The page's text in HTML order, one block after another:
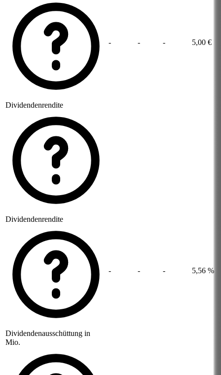
- - - 5,00 €
Dividendenrendite
Dividendenrendite
- - - 5,56 %
Dividendenausschüttung in
Mio.